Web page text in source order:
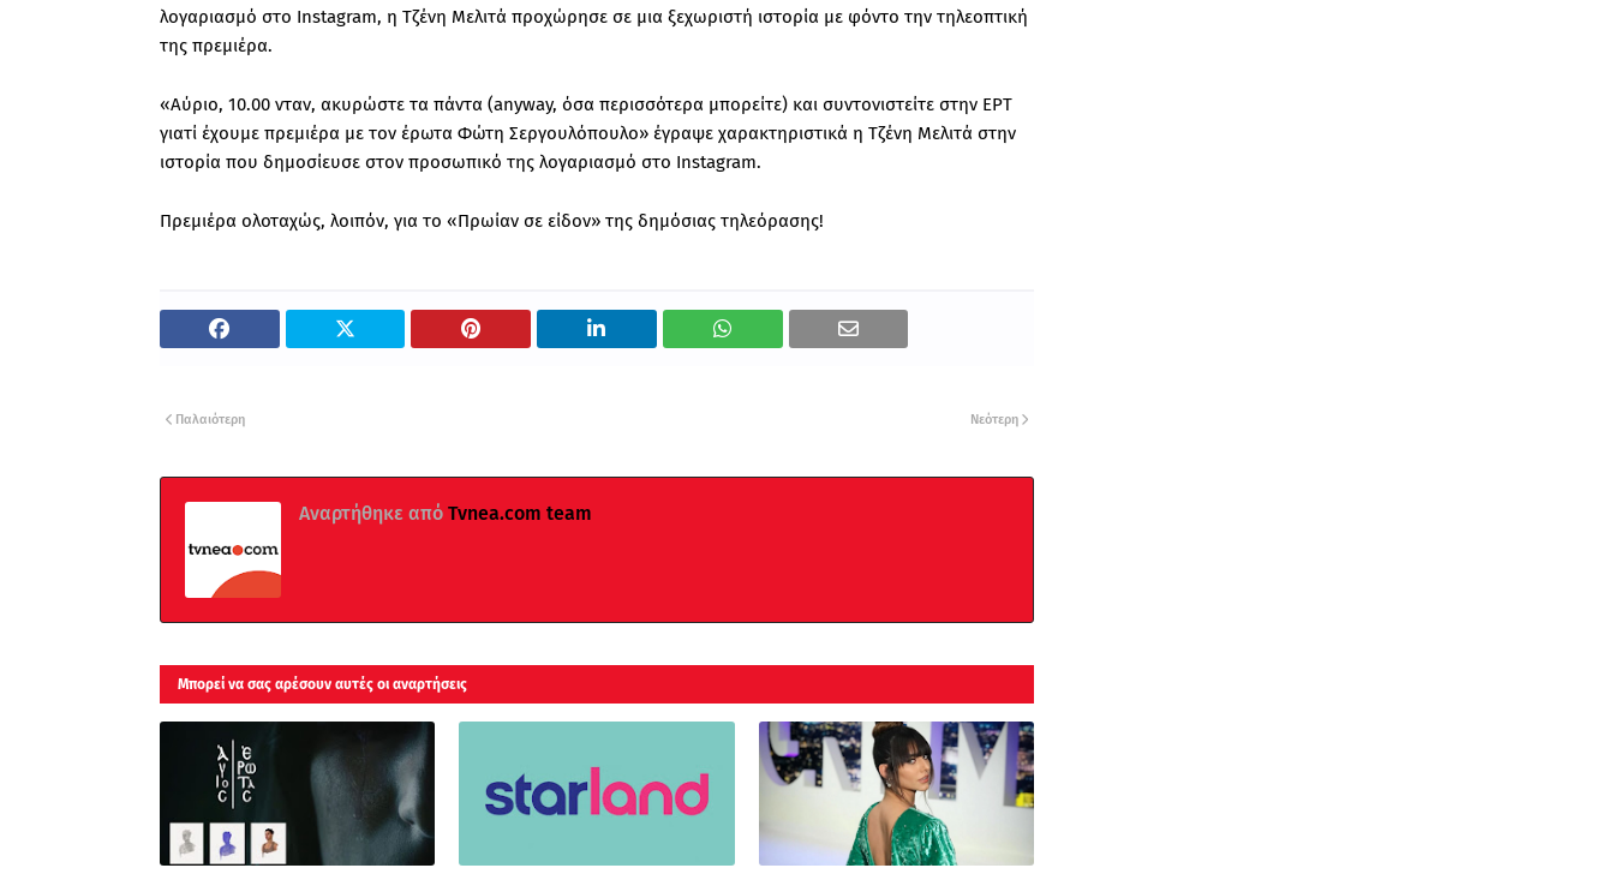
λογαριασμό στο Instagram, η Τζένη Μελιτά προχώρησε σε μια ξεχωριστή ιστορία με φόντο την τηλεοπτική
της πρεμιέρα.
«Αύριο, 10.00 νταν, ακυρώστε τα πάντα (anyway, όσα περισσότερα μπορείτε) και συντονιστείτε στην ΕΡΤ
γιατί έχουμε πρεμιέρα με τον έρωτα Φώτη Σεργουλόπουλο» έγραψε χαρακτηριστικά η Τζένη Μελιτά στην
ιστορία που δημοσίευσε στον προσωπικό της λογαριασμό στο Instagram.
Πρεμιέρα ολοταχώς, λοιπόν, για το «Πρωίαν σε είδον» της δημόσιας τηλεόρασης!
Νεότερη
Παλαιότερη
Αναρτήθηκε από Τvnea.com team
Μπορεί να σας αρέσουν αυτές οι αναρτήσεις